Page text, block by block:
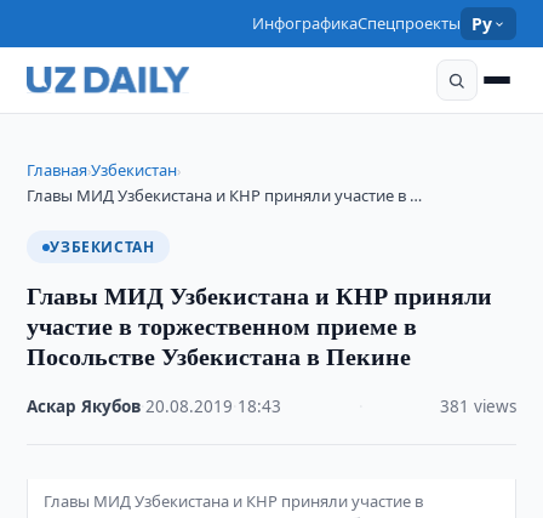
ИнфографикаСпецпроекты Ру
Главная›Узбекистан›
Главы МИД Узбекистана и КНР приняли участие в …
УЗБЕКИСТАН
Главы МИД Узбекистана и КНР приняли
участие в торжественном приеме в
Посольстве Узбекистана в Пекине
Аскар Якубов ·20.08.2019 18:43 381 views
Главы МИД Узбекистана и КНР приняли участие в